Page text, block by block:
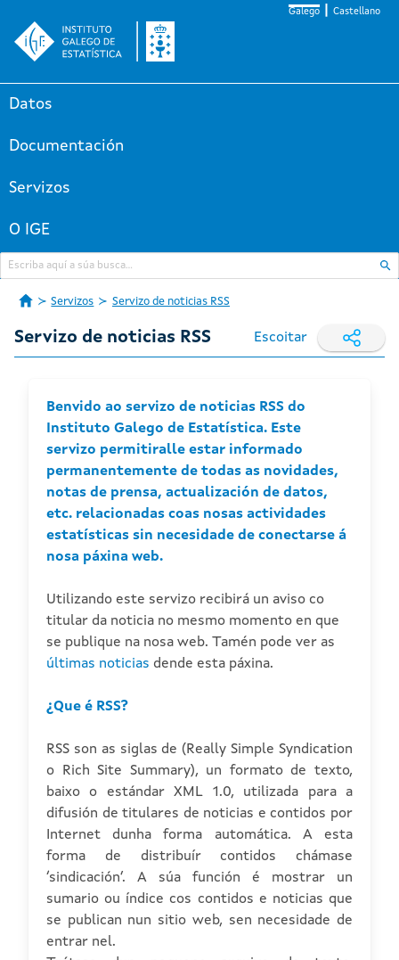
Galego Castellano
Datos
Documentación
Servizos
O IGE
Servizos Servizo de noticias RSS
Servizo de noticias RSS Escoitar
Benvido ao servizo de noticias RSS do
Instituto Galego de Estatística. Este
servizo permitiralle estar informado
permanentemente de todas as novidades,
notas de prensa, actualización de datos,
etc. relacionadas coas nosas actividades
estatísticas sin necesidade de conectarse á
nosa páxina web.
Utilizando este servizo recibirá un aviso co
titular da noticia no mesmo momento en que
se publique na nosa web. Tamén pode ver as
últimas noticias dende esta páxina.
¿Que é RSS?
RSS son as siglas de (Really Simple Syndication
o Rich Site Summary), un formato de texto,
baixo o estándar XML 1.0, utilizada para a
difusión de titulares de noticias e contidos por
Internet dunha forma automática. A esta
forma de distribuír contidos chámase
‘sindicación’. A súa función é mostrar un
sumario ou índice cos contidos e noticias que
se publican nun sitio web, sen necesidade de
entrar nel.